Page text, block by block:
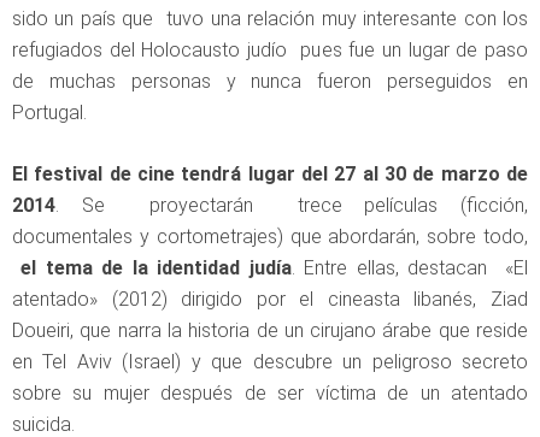
sido un país que tuvo una relación muy interesante con los
refugiados del Holocausto judío pues fue un lugar de paso
de muchas personas y nunca fueron perseguidos en
Portugal.
El festival de cine tendrá lugar del 27 al 30 de marzo de
2014. Se proyectarán trece películas (ficción,
documentales y cortometrajes) que abordarán, sobre todo,
el tema de la identidad judía. Entre ellas, destacan «El
atentado» (2012) dirigido por el cineasta libanés, Ziad
Doueiri, que narra la historia de un cirujano árabe que reside
en Tel Aviv (Israel) y que descubre un peligroso secreto
sobre su mujer después de ser víctima de un atentado
suicida.